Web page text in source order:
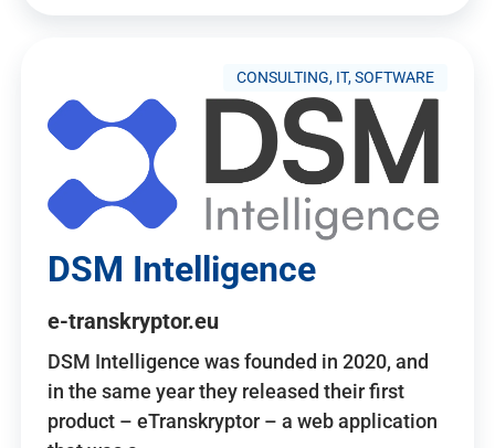
CONSULTING, IT, SOFTWARE
DSM Intelligence
e-transkryptor.eu
DSM Intelligence was founded in 2020, and
in the same year they released their first
product – eTranskryptor – a web application